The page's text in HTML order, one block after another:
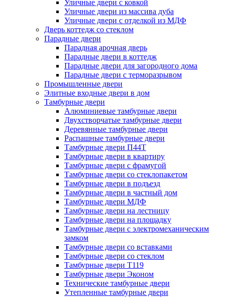
Уличные двери с ковкой
Уличные двери из массива дуба
Уличные двери с отделкой из МДФ
Дверь коттедж со стеклом
Парадные двери
Парадная арочная дверь
Парадные двери в коттедж
Парадные двери для загородного дома
Парадные двери с терморазрывом
Промышленные двери
Элитные входные двери в дом
Тамбурные двери
Алюминиевые тамбурные двери
Двухстворчатые тамбурные двери
Деревянные тамбурные двери
Распашные тамбурные двери
Тамбурные двери П44Т
Тамбурные двери в квартиру
Тамбурные двери с фрамугой
Тамбурные двери со стеклопакетом
Тамбурные двери в подъезд
Тамбурные двери в частный дом
Тамбурные двери МДФ
Тамбурные двери на лестницу
Тамбурные двери на площадку
Тамбурные двери с электромеханическим
замком
Тамбурные двери со вставками
Тамбурные двери со стеклом
Тамбурные двери Т119
Тамбурные двери Эконом
Технические тамбурные двери
Утепленные тамбурные двери